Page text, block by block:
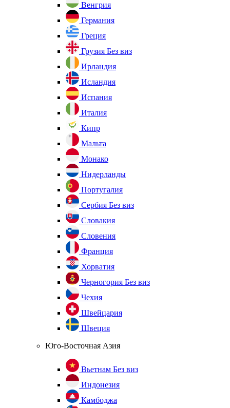
Венгрия
Германия
Греция
Грузия Без виз
Ирландия
Исландия
Испания
Италия
Кипр
Мальта
Монако
Нидерланды
Португалия
Сербия Без виз
Словакия
Словения
Франция
Хорватия
Черногория Без виз
Чехия
Швейцария
Швеция
Юго-Восточная Азия
Вьетнам Без виз
Индонезия
Камбоджа